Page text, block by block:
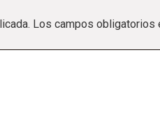
Los campos obligatorios